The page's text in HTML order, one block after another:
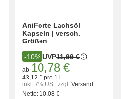
AniForte Lachsöl
Kapseln | versch.
Größen
-10% UVP11,99 €
ab 10,78 €
43,12 € pro 1 l
inkl. 7% USt. zzgl. Versand
Netto: 10,08 €